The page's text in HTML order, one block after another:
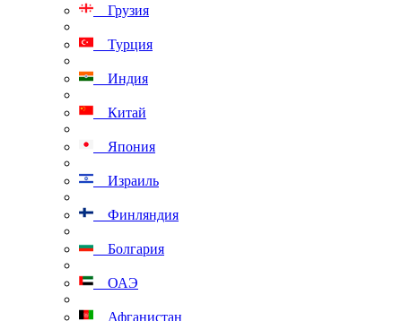
Грузия
Турция
Индия
Китай
Япония
Израиль
Финляндия
Болгария
ОАЭ
Афганистан